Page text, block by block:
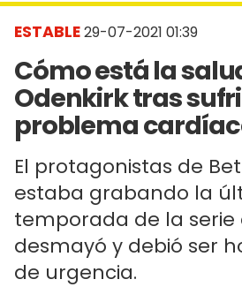
ESTABLE29-07-2021 01:39
Cómo está la
Odenkirk tras
problema
El protagonistas de
estaba grabando la
temporada de la serie
desmayó y debió ser
de urgencia.